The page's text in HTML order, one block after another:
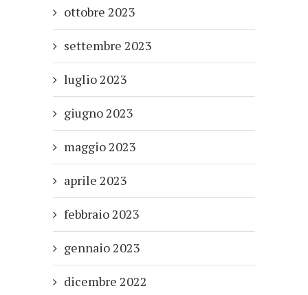
ottobre 2023
settembre 2023
luglio 2023
giugno 2023
maggio 2023
aprile 2023
febbraio 2023
gennaio 2023
dicembre 2022